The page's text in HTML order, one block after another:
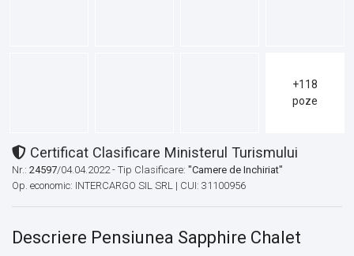
+118
poze
Certificat Clasificare Ministerul Turismului
Nr.: 24597/04.04.2022 - Tip Clasificare: "Camere de Inchiriat"
Op. economic: INTERCARGO SIL SRL | CUI: 31100956
Descriere Pensiunea Sapphire Chalet